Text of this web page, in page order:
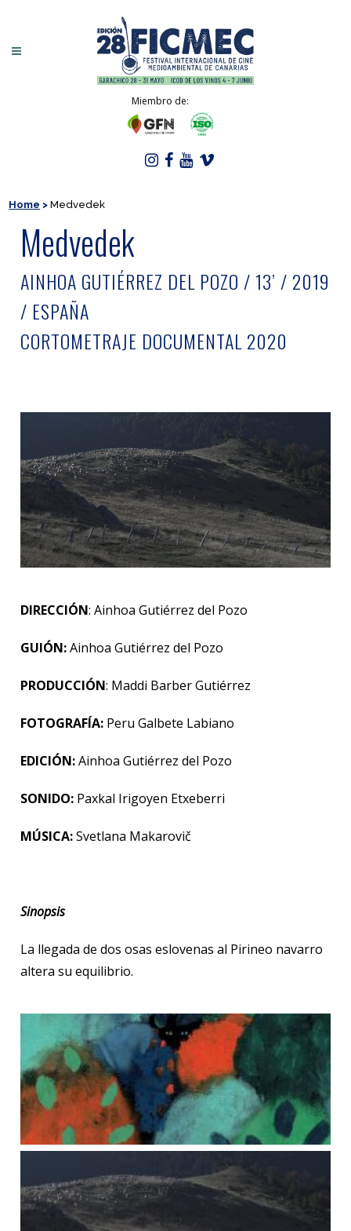
Miembro de:
Home >Medvedek
Medvedek
AINHOA GUTIÉRREZ DEL POZO / 13’ / 2019
/ ESPAÑA
CORTOMETRAJE DOCUMENTAL 2020
DIRECCIÓN: Ainhoa Gutiérrez del Pozo
GUIÓN:Ainhoa Gutiérrez del Pozo
PRODUCCIÓN: Maddi Barber Gutiérrez
FOTOGRAFÍA: Peru Galbete Labiano
EDICIÓN:Ainhoa Gutiérrez del Pozo
SONIDO: Paxkal Irigoyen Etxeberri
MÚSICA:Svetlana Makarovič
Sinopsis
La llegada de dos osas eslovenas al Pirineo navarro
altera su equilibrio.